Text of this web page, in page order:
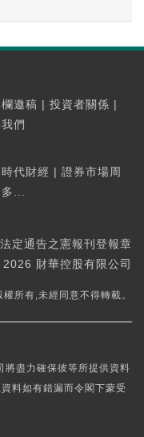
邀稿 | 投資者關係 |
們
時代財經 | 證券市場周
...
定通告之憲報刊登報章
財華控股有限公司
所有,未經同意不得轉載。
將盡力確保彼等所提供資料
料如有錯漏而令閣下蒙受